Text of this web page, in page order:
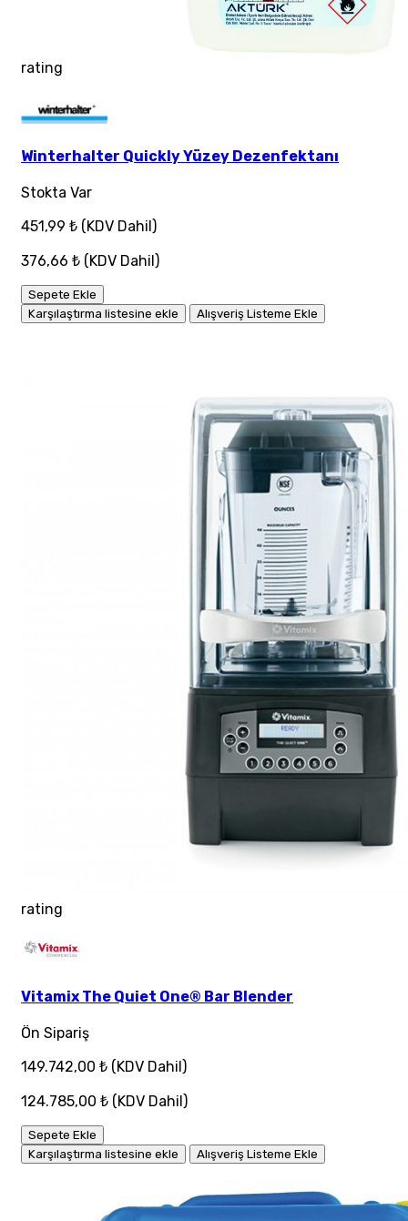
rating
Winterhalter Quickly Yüzey Dezenfektanı
Stokta Var
451,99 ₺ (KDV Dahil)
376,66 ₺ (KDV Dahil)
Sepete Ekle
Karşılaştırma listesine ekle
Alışveriş Listeme Ekle
rating
Vitamix The Quiet One® Bar Blender
Ön Sipariş
149.742,00 ₺ (KDV Dahil)
124.785,00 ₺ (KDV Dahil)
Sepete Ekle
Karşılaştırma listesine ekle
Alışveriş Listeme Ekle